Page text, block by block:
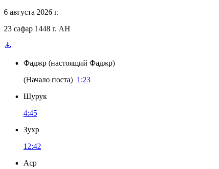
6 августа 2026 г.
23 сафар 1448 г. AH
Фаджр (настоящий Фаджр)
(Начало поста) 1:23
Шурук
4:45
Зухр
12:42
Аср